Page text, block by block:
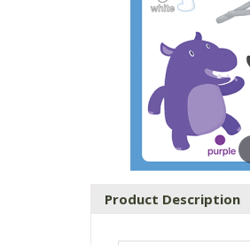
Product Description